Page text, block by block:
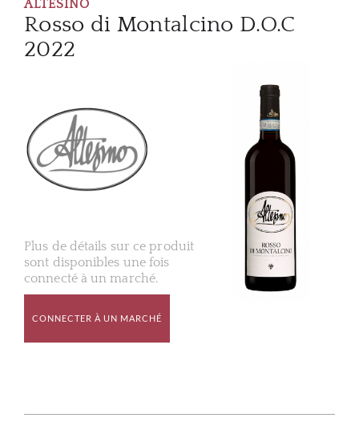
ALTESINO
Rosso di Montalcino D.O.C
2022
Plus de détails sur ce produit
sont disponibles une fois
connecté à un marché.
CONNECTER À UN MARCHÉ